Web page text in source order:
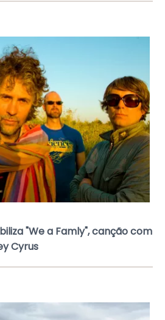
"We a Famly", canção com
Cyrus